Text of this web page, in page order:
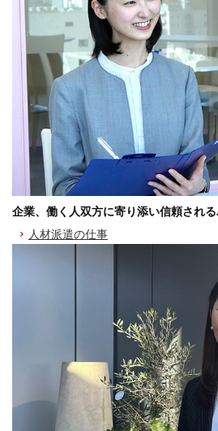
企業、働く人双方に寄り添い信頼され
人材派遣の仕事